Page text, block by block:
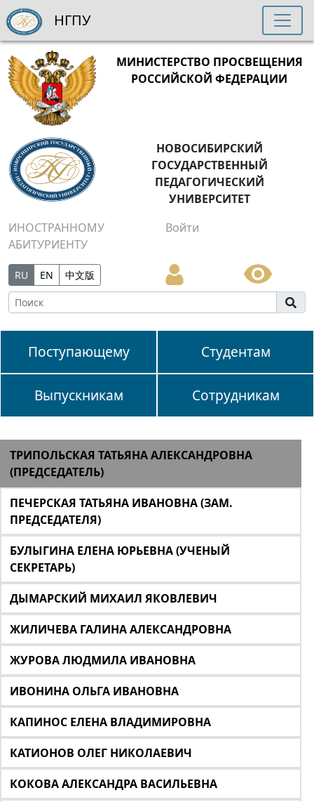
МИНИСТЕРСТВО ПРОСВЕЩЕНИЯ
РОССИЙСКОЙ ФЕДЕРАЦИИ
НОВОСИБИРСКИЙ
ГОСУДАРСТВЕННЫЙ
ПЕДАГОГИЧЕСКИЙ
УНИВЕРСИТЕТ
ИНОСТРАННОМУ
АБИТУРИЕНТУ
Войти
RU EN 中文版
Поступающему Студентам
Выпускникам Сотрудникам
НГПУ
ТРИПОЛЬСКАЯ ТАТЬЯНА АЛЕКСАНДРОВНА
(ПРЕДСЕДАТЕЛЬ)
ПЕЧЕРСКАЯ ТАТЬЯНА ИВАНОВНА (ЗАМ.
ПРЕДСЕДАТЕЛЯ)
БУЛЫГИНА ЕЛЕНА ЮРЬЕВНА (УЧЕНЫЙ
СЕКРЕТАРЬ)
ДЫМАРСКИЙ МИХАИЛ ЯКОВЛЕВИЧ
ЖИЛИЧЕВА ГАЛИНА АЛЕКСАНДРОВНА
ЖУРОВА ЛЮДМИЛА ИВАНОВНА
ИВОНИНА ОЛЬГА ИВАНОВНА
КАПИНОС ЕЛЕНА ВЛАДИМИРОВНА
КАТИОНОВ ОЛЕГ НИКОЛАЕВИЧ
КОКОВА АЛЕКСАНДРА ВАСИЛЬЕВНА